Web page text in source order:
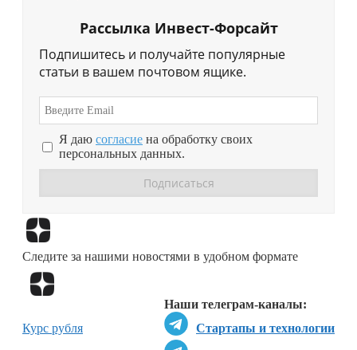
Рассылка Инвест-Форсайт
Подпишитесь и получайте популярные
статьи в вашем почтовом ящике.
Я даю согласие на обработку своих
персональных данных.
Следите за нашими новостями в удобном формате
Наши телеграм-каналы:
Стартапы и технологии
Курс рубля